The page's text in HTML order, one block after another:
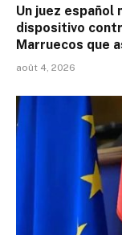
Un juez español
dispositivo
Marruecos que
août 4, 2026